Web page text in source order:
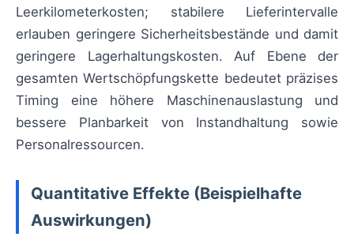
Leerkilometerkosten; stabilere Lieferintervalle
erlauben geringere Sicherheitsbestände und damit
geringere Lagerhaltungskosten. Auf Ebene der
gesamten Wertschöpfungskette bedeutet präzises
Timing eine höhere Maschinenauslastung und
bessere Planbarkeit von Instandhaltung sowie
Personalressourcen.
Quantitative Effekte (Beispielhafte
Auswirkungen)